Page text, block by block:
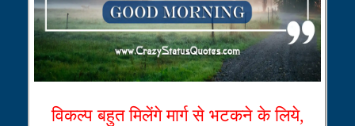
विकल्प बहुत मिलेंगे मार्ग से भटकने के लिये,